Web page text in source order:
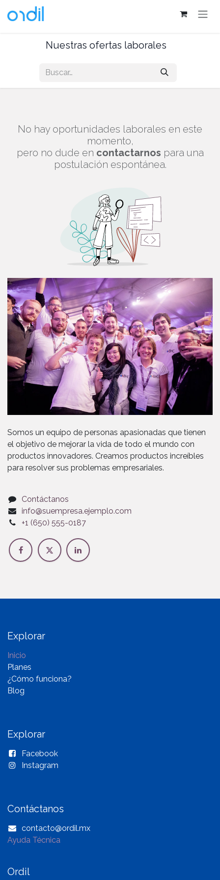
Ir al contenido
Nuestras ofertas laborales
No hay oportunidades laborales en este
momento,
pero no dude en contactarnos para una
postulación espontánea.
Somos un equipo de personas apasionadas que tienen
el objetivo de mejorar la vida de todo el mundo con
productos innovadores. Creamos productos increíbles
para resolver sus problemas empresariales.
Contáctanos
info@suempresa.ejemplo.com
+1 (650) 555-0187
Explorar
Inicio
Planes
¿Cómo funciona?
Blog
Explorar
Facebook
Instagram
Contáctanos
contacto@ordil.mx
Ayuda Técnica
Ordil